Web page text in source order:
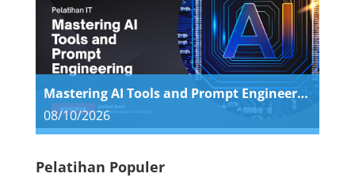
Mastering AI Tools and Prompt Engineering
08/10/2026
Pelatihan Populer